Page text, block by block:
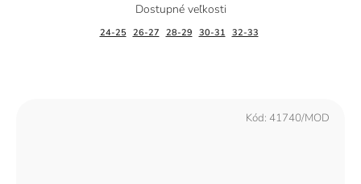
24-25 26-27 28-29 30-31 32-33
Kód: 41740/MOD